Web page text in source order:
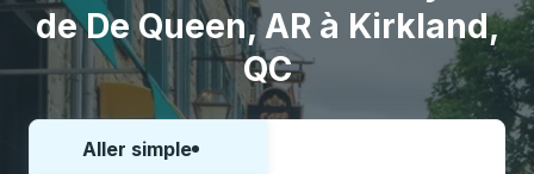
de De Queen, AR à Kirkland,
QC
Choisissez un sens ou un aller-retour:
Aller simple